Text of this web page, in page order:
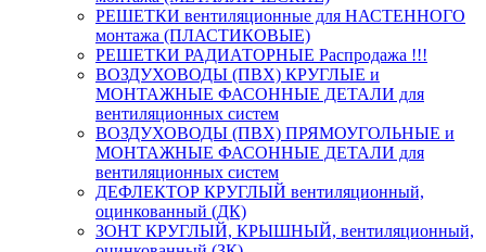
РЕШЕТКИ вентиляционные для НАСТЕННОГО
монтажа (ПЛАСТИКОВЫЕ)
РЕШЕТКИ РАДИАТОРНЫЕ Распродажа !!!
ВОЗДУХОВОДЫ (ПВХ) КРУГЛЫЕ и
МОНТАЖНЫЕ ФАСОННЫЕ ДЕТАЛИ для
вентиляционных систем
ВОЗДУХОВОДЫ (ПВХ) ПРЯМОУГОЛЬНЫЕ и
МОНТАЖНЫЕ ФАСОННЫЕ ДЕТАЛИ для
вентиляционных систем
ДЕФЛЕКТОР КРУГЛЫЙ вентиляционный,
оцинкованный (ДК)
ЗОНТ КРУГЛЫЙ, КРЫШНЫЙ, вентиляционный,